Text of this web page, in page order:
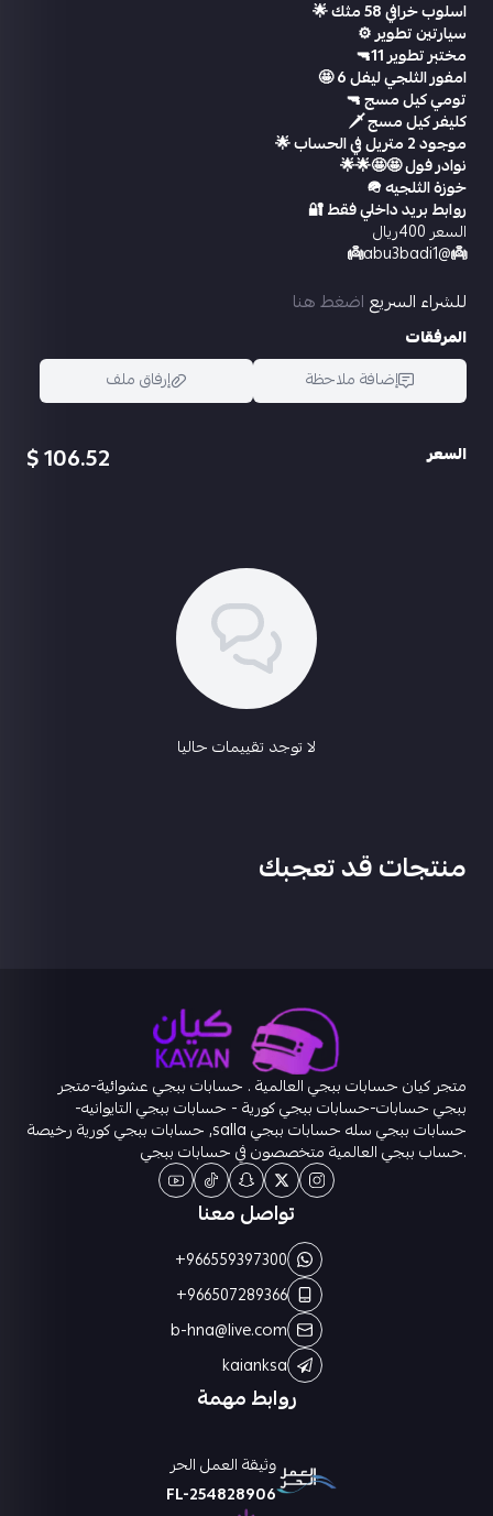
اسلوب خرافي 58 مثك 🌟
سيارتين تطوير ⚙️
مختبر تطوير 11🔫
امفور الثلجي ليفل 6 🤩
تومي كيل مسج 🔫
كليفر كيل مسج 🗡
موجود 2 متريل في الحساب 🌟
نوادر فول 🤩🤩🌟🌟
خوزة الثلجيه 🪖
روابط بريد داخلي فقط 🔐
السعر 400ريال
👼
@abu3badi1
👼
للشراء السريع اضغط هنا
المرفقات
إضافة ملاحظة
إرفاق ملف
السعر 106.52 $
لا توجد تقييمات حاليا
منتجات قد تعجبك
متجر كيان حسابات ببجي العالمية . حسابات ببجي عشوائية-متجر
ببجي حسابات-حسابات ببجي كورية - حسابات ببجي التايوانيه-
حسابات ببجي سله حسابات ببجي salla, حسابات ببجي كورية رخيصة
.حساب ببجي العالمية متخصصون في حسابات ببجي
روابط مهمة
تواصل معنا
+966559397300
+966507289366
b-hna@live.com
kaianksa
وثيقة العمل الحر
FL-254828906